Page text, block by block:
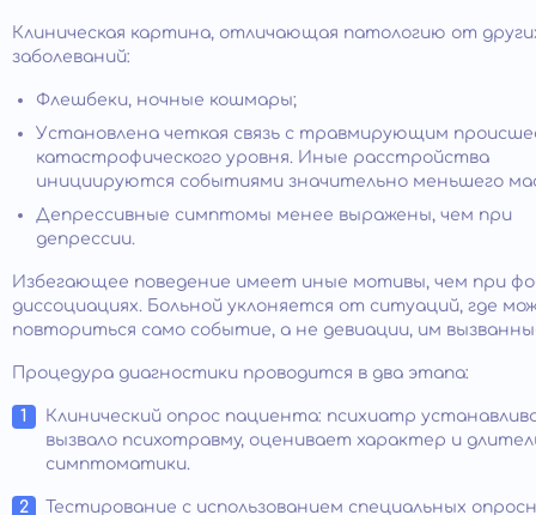
Клиническая картина, отличающая патологию от
заболеваний:
Флешбеки, ночные кошмары;
Установлена четкая связь с травмирующим
катастрофического уровня. Иные расстройства
инициируются событиями значительно меньшего
Депрессивные симптомы менее выражены, чем при
депрессии.
Избегающее поведение имеет иные мотивы, чем при
диссоциациях. Больной уклоняется от ситуаций, где
повториться само событие, а не девиации, им
Процедура диагностики проводится в два этапа:
Клинический опрос пациента: психиатр
вызвало психотравму, оценивает характер и
симптоматики.
Тестирование с использованием специальных